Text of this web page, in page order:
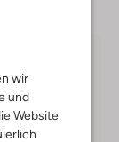
wir
und
Website